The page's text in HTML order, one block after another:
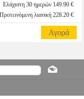
Ελάχιστη 30 ημερών 149.90 €
Προτεινόμενη λιανική 228.20 €
Αγορά